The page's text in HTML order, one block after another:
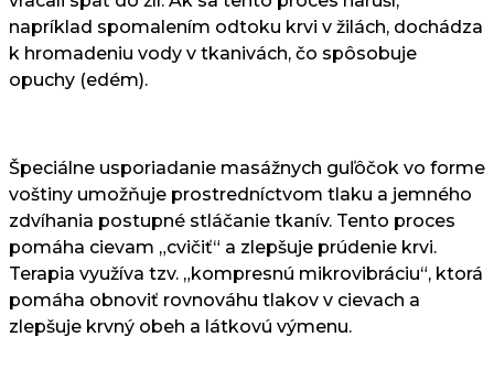
napríklad spomalením odtoku krvi v žilách, dochádza
k hromadeniu vody v tkanivách, čo spôsobuje
opuchy (edém).
Špeciálne usporiadanie masážnych guľôčok vo forme
voštiny umožňuje prostredníctvom tlaku a jemného
zdvíhania postupné stláčanie tkanív. Tento proces
pomáha cievam „cvičiť“ a zlepšuje prúdenie krvi.
Terapia využíva tzv. „kompresnú mikrovibráciu“, ktorá
pomáha obnoviť rovnováhu tlakov v cievach a
zlepšuje krvný obeh a látkovú výmenu.